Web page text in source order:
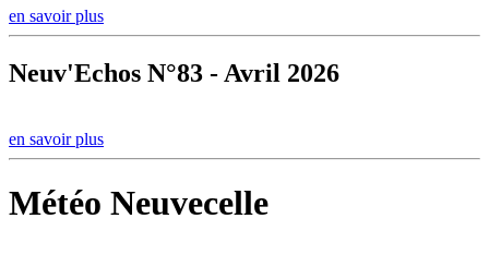
en savoir plus
Neuv'Echos N°83 - Avril 2026
en savoir plus
Météo Neuvecelle